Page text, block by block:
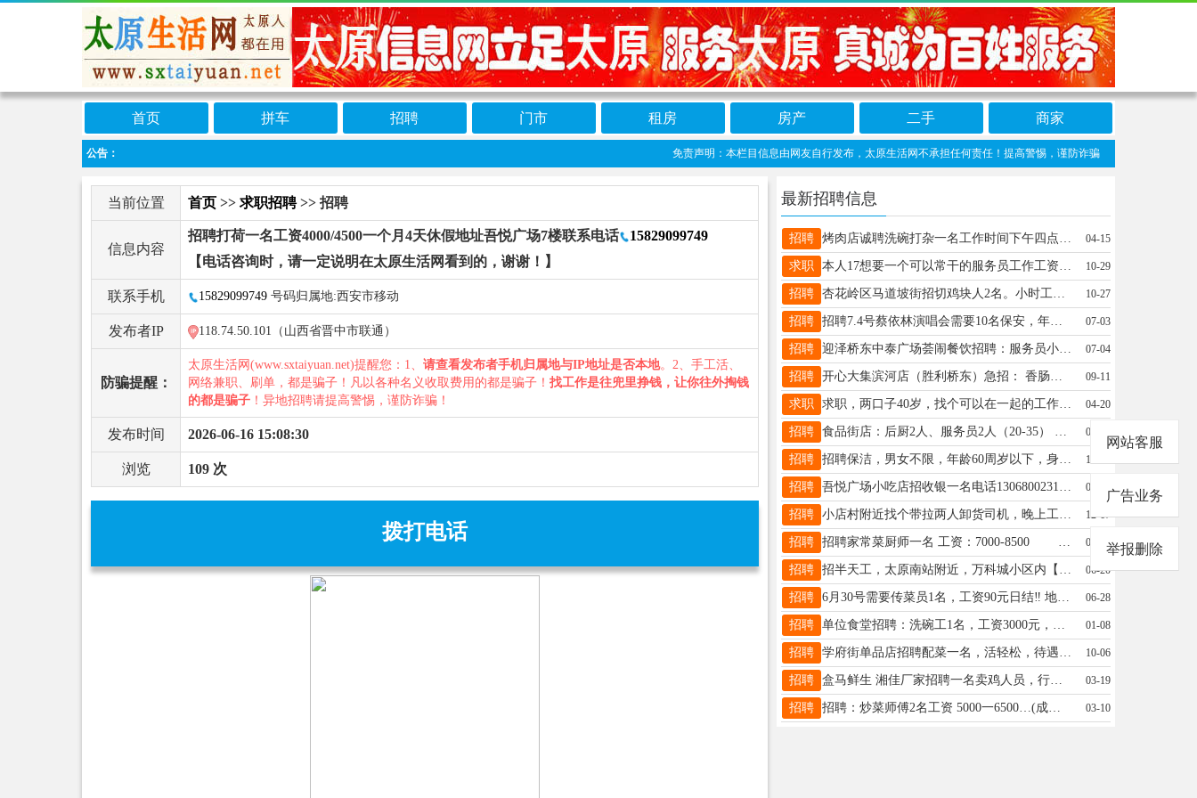
首页 拼车 招聘 门市 租房 房产 二手 商家
公告： 免责声明：本栏目信息由网友自行发布，太原生活网不承担任何责任！提高警惕，谨防诈骗！做推广、做信息置顶
当前位置 首页 >> 求职招聘>> 招聘
信息内容
招聘打荷一名工资4000/4500一个月4天休假地址吾悦广场7楼联系电话
15829099749
【电话咨询时，请一定说明在太原生活网看到的，谢谢！】
联系手机 15829099749 号码归属地:西安市移动
发布者IP 118.74.50.101（山西省晋中市联通）
防骗提醒：
太原生活网(www.sxtaiyuan.net)提醒您：1、 请查看发布者手机归属地与IP地址是否本地。2、手工活、
网络兼职、刷单，都是骗子！凡以各种名义收取费用的都是骗子！ 找工作是往兜里挣钱，让你往外掏钱
的都是骗子 ！异地招聘请提高警惕，谨防诈骗！
发布时间 2026-06-16 15:08:30
浏览 109 次
拨打电话
最新招聘信息
招聘 烤肉店诚聘洗碗打杂一名工作时间下午四点到凌晨一点，工资3800，大马村附近16260377773 04-15
求职 本人17想要一个可以常干的服务员工作工资3000~6000都可以有的话可以联系我这是电话：17636243970 10-29
招聘 杏花岭区马道坡街招切鸡块人2名。小时工也行，有干的打电话。 10-27
招聘 招聘7.4号蔡依林演唱会需要10名保安，年龄18—48岁 联系电话19531137424 07-03
招聘 迎泽桥东中泰广场荟闹餐饮招聘：服务员小时工上午11点到2点半/40元，管中午饭，按月结，星期六日可以休息！ 年龄18---45岁左右都可以！ 联系人吕总:15525481713 07-04
招聘 开心大集滨河店（胜利桥东）急招： 香肠师傅 酱卤师傅 烤鸭师傅 风干牛肉师傅 一窝酥师傅 三文鱼师傅 工资5000-8000，五险，法定三倍，每天8h左右，周休一天，☎15834065452（微信同号） 09-11
求职 求职，两口子40岁，找个可以在一起的工作，女的做过十几年销售，会开票打单，男的可以开车等做一些力气活，做饭的工作也可以，家政保姆也可以干，我们都会做点家常菜，老实靠谱电话19035110281微信a19035110281 04-20
招聘 食品街店：后厨2人、服务员2人（20-35） 中正天街店：服务员1个、收银1人 晋阳街店：服务员1个、后厨2个 茂业店储备（前期在晋阳街店）：后厨1个（配菜）、迎宾2个 通达街店：服务员1个（男士) 各岗位需满（20-45）岁，后厨需要男士有经验的 微信电话同号：17735275907 05-26
招聘 招聘保洁，男女不限，年龄60周岁以下，身体健康，吃苦耐劳，有服务意识，服从管理，有办公楼保洁经验优先 1、工作时间: 周一至周五 8:00-11:30 13:00-17:30 2.福利待遇:八小时工作制，月休8天，月薪2600左右 3、工作地点:小店区高新技术产业开发区晋阳街发展路 4、联系人:王15596711631 13803453583 11-23
招聘 吾悦广场小吃店招收银一名电话13068002318工资4500 05-13
招聘 小店村附近找个带拉两人卸货司机，晚上工作，活不重能长期干，工资日结13007062990小郑 12-17
招聘 招聘家常菜厨师一名 工资：7000-8500 地址：长风东街 电话：15103404992 06-03
招聘 招半天工，太原南站附近，万科城小区内【穿肉串】，只穿串，不用切肉！十分简单，下午1-5点，计件工资日结，电话微信18035181765 06-20
招聘 6月30号需要传菜员1名，工资90元日结‼ 地址：和平北路悦禧礼宴婚宴酒店，电话☎18536157700 06-28
招聘 单位食堂招聘：洗碗工1名，工资3000元，年领55岁以内，要求干净卫生，出手快！每周休息一天半，节假日休息！地址：南中环长治路口国金大厦电话13333402490魏 01-08
招聘 学府街单品店招聘配菜一名，活轻松，待遇不错欢迎骚扰18234771666马总 10-06
招聘 盒马鲜生 湘佳厂家招聘一名卖鸡人员，行政班，8个小时制 45周岁以内 公司给缴纳五险一金， 需要找工作的可以联系15235146632 03-19
招聘 招聘：炒菜师傅2名工资 5000一6500…(成手) 面师傅2名工资 (4500-5000）要求：必须会和烙面，刀削面。 配菜师傅2名 工资4000-4500.（都是家常菜） 中点工5名工资: 每小时15元， 以上具体看手艺，工资可以谈，但人品必须过关。（非诚勿扰） 地址：小店区学府街长治路高新动力港。 联系电话：13753159735 03-10
网站客服
广告业务
举报删除